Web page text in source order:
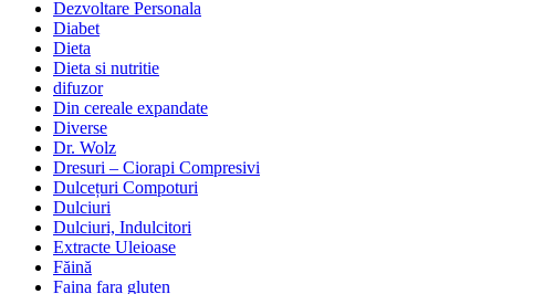
Dezvoltare Personala
Diabet
Dieta
Dieta si nutritie
difuzor
Din cereale expandate
Diverse
Dr. Wolz
Dresuri – Ciorapi Compresivi
Dulcețuri Compoturi
Dulciuri
Dulciuri, Indulcitori
Extracte Uleioase
Făină
Faina fara gluten